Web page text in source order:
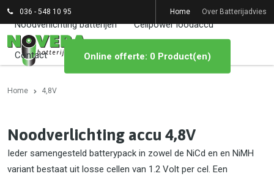
036 - 548 10 95 Home Over Batterijadvies
Noodverlichting batterijen Cellpower loodaccu
Contact Online offerte: 0 Product(en)
Home 4,8V
Noodverlichting accu 4,8V
Ieder samengesteld batterypack in zowel de NiCd en en NiMH
variant bestaat uit losse cellen van 1.2 Volt per cel. Een